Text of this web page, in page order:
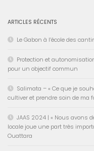
ARTICLES RÉCENTS
Le Gabon à l’école des
Protection et
pour un objectif commun
Salimata – « Ce que je
cultiver et prendre soin de ma
JAAS 2024 | « Nous avons
locale joue une part très
Ouattara